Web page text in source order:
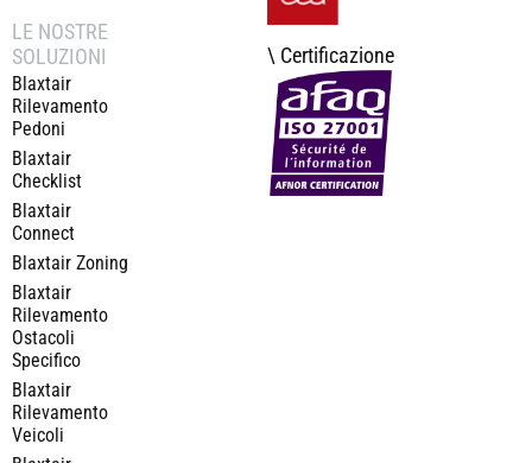
LE NOSTRE
SOLUZIONI
Blaxtair
Rilevamento
Pedoni
Blaxtair
Checklist
Blaxtair
Connect
Blaxtair Zoning
Blaxtair
Rilevamento
Ostacoli
Specifico
Blaxtair
Rilevamento
Veicoli
\ Certificazione